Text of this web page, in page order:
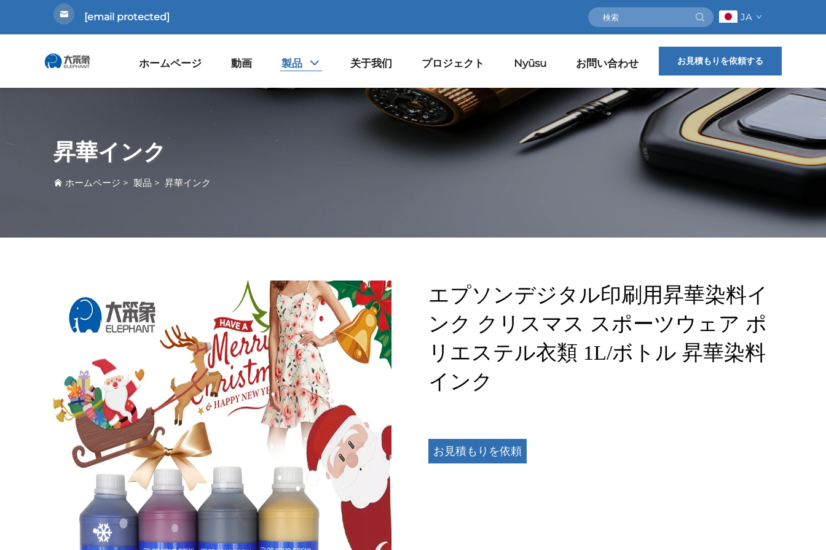
[email protected] JA
ホームページ 動画 製品 关于我们 プロジェクト Nyūsu お問い合わせ お見積もりを依頼する
昇華インク
ホームページ > 製品 > 昇華インク
エプソンデジタル印刷用昇華染料イ
ンク クリスマス スポーツウェア ポ
リエステル衣類 1L/ボトル 昇華染料
インク
お見積もりを依頼